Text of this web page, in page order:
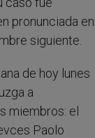
pronunciada en
siguiente.
de hoy lunes
a
miembros: el
Paolo